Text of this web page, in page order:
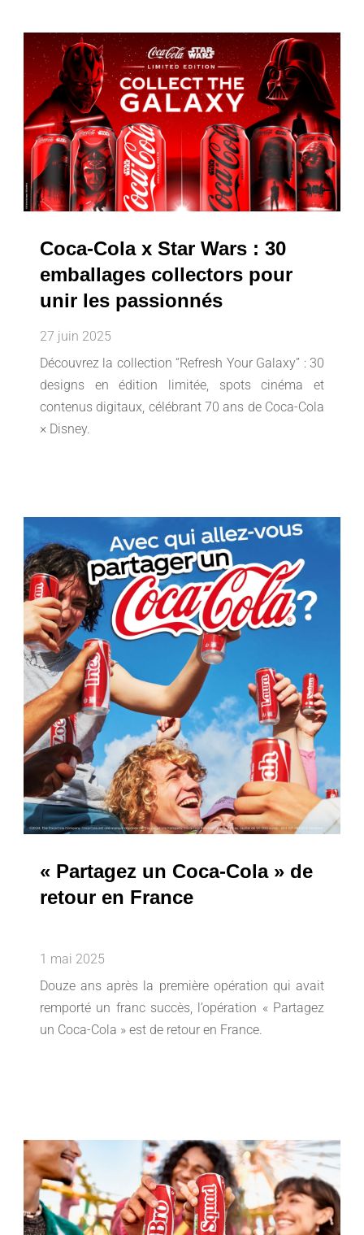
Coca-Cola x Star Wars : 30
emballages collectors pour
unir les passionnés
27 juin 2025
Découvrez la collection “Refresh Your Galaxy” : 30
designs en édition limitée, spots cinéma et
contenus digitaux, célébrant 70 ans de Coca-Cola
× Disney.
« Partagez un Coca-Cola » de
retour en France
1 mai 2025
Douze ans après la première opération qui avait
remporté un franc succès, l’opération « Partagez
un Coca-Cola » est de retour en France.